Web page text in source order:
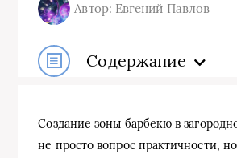
Автор: Евгений Павлов
Содержание
Создание зоны барбекю в
не просто вопрос практичности,